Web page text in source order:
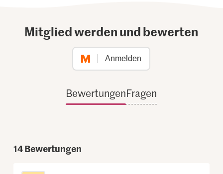
Mitglied werden und bewerten
Anmelden
BewertungenFragen
14Bewertungen